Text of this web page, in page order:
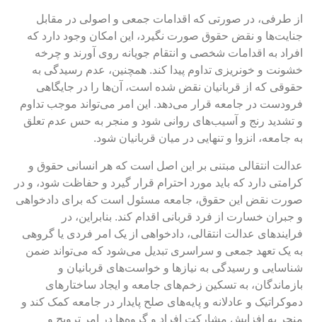
طرفی، در صورتی که اقدامات جمعی و اصولی در مقابل
و نقض حقوق صورت نگیرد، این امکان وجود دارد که
به اقدامات شخصی و انتقام جویانه روی آورند و چرخه
و خونریزی تداوم پیدا کند. همچنین، عدم رسیدگی به
که از قربانیان نقض شده است، آن‌ها را در جایگاهی
در جامعه قرار می‌دهد. این امر می‌تواند موجب تداوم
تشدید رنج و آسیب‌های روانی شود و منجر به حس عدم تعلق
جامعه، انزوا و تنهایی در میان قربانیان شود.
انتقالی مبتنی بر این اصل است که هر انسانی حقوق و
دارد که باید مورد احترام قرار گیرد و حفاظت شود، و در
نقض این حقوق، جامعه مسئول است که برای دادخواهی
جبران خسارت از فرد قربانی اقدام کند. بنابراین، در
عدالت انتقالی، دادخواهی از یک امر فردی یا گروهی
یک تعهد جمعی و سراسری تبدیل می‌شود که می‌تواند ضمن
و رسیدگی به نیازها و خواست‌های قربانیان و
به تسکین زخم‌های جامعه و ایجاد ساختارهای
و عادلانه و پایه‌های صلح پایدار در جامعه کمک کند و
به افزایش مشارکت افراد و گروه‌ها در امر ترویج و